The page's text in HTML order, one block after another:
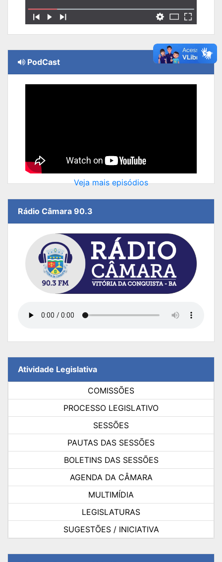
PodCast
Veja mais episódios
Rádio Câmara 90.3
Atividade Legislativa
COMISSÕES
PROCESSO LEGISLATIVO
SESSÕES
PAUTAS DAS SESSÕES
BOLETINS DAS SESSÕES
AGENDA DA CÂMARA
MULTIMÍDIA
LEGISLATURAS
SUGESTÕES / INICIATIVA